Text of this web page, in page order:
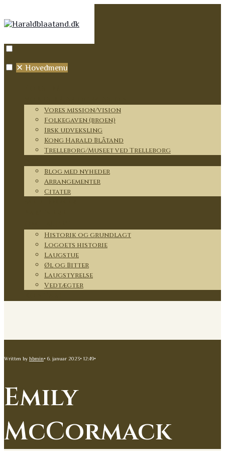
✕ Hovedmenu
Vores mission/vision
Folkegaven (broen)
Irsk udveksling
Kong Harald Blåtand
Trelleborg/Museet ved Trelleborg
Blog med nyheder
Arrangementer
Citater
Historik og grundlagt
Logoets historie
Laugstue
Øl og Bitter
Laugstyrelse
Vedtægter
Written by hbmin• 6. januar 2023• 12:49•
Emily
McCormack